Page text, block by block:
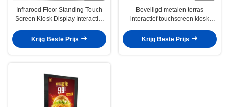
Infrarood Floor Standing Touch
Screen Kiosk Display Interactief
Krijg Beste Prijs
Beveiligd metalen terras
interactief touchscreen kiosk
Krijg Beste Prijs